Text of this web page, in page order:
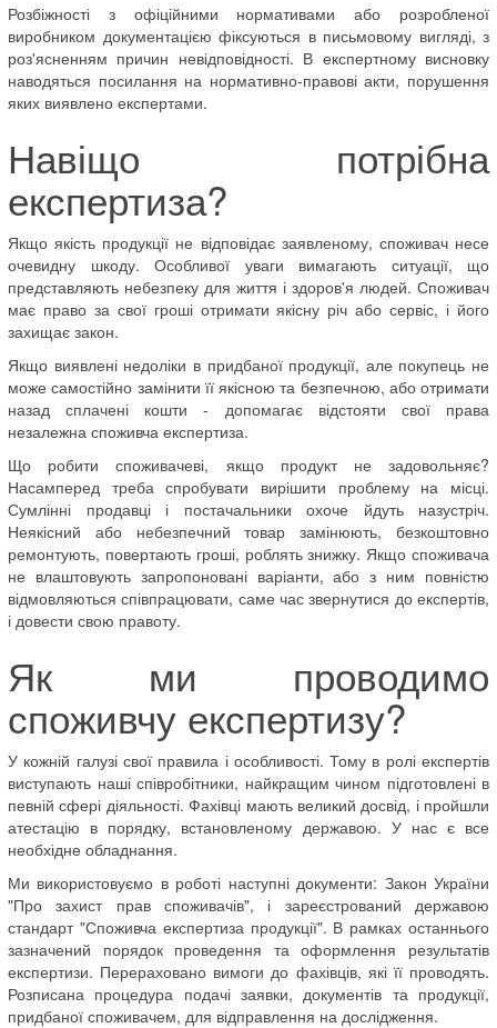
Розбіжності з офіційними нормативами або розробленої
виробником документацією фіксуються в письмовому вигляді, з
роз'ясненням причин невідповідності. В експертному висновку
наводяться посилання на нормативно-правові акти, порушення
яких виявлено експертами.
Навіщо потрібна
експертиза?
Якщо якість продукції не відповідає заявленому, споживач несе
очевидну шкоду. Особливої ​​уваги вимагають ситуації, що
представляють небезпеку для життя і здоров'я людей. Споживач
має право за свої гроші отримати якісну річ або сервіс, і його
захищає закон.
Якщо виявлені недоліки в придбаної продукції, але покупець не
може самостійно замінити її якісною та безпечною, або отримати
назад сплачені кошти - допомагає відстояти свої права
незалежна споживча експертиза.
Що робити споживачеві, якщо продукт не задовольняє?
Насамперед треба спробувати вирішити проблему на місці.
Сумлінні продавці і постачальники охоче йдуть назустріч.
Неякісний або небезпечний товар замінюють, безкоштовно
ремонтують, повертають гроші, роблять знижку. Якщо споживача
не влаштовують запропоновані варіанти, або з ним повністю
відмовляються співпрацювати, саме час звернутися до експертів,
і довести свою правоту.
Як ми проводимо
споживчу експертизу?
У кожній галузі свої правила і особливості. Тому в ролі експертів
виступають наші співробітники, найкращим чином підготовлені в
певній сфері діяльності. Фахівці мають великий досвід, і пройшли
атестацію в порядку, встановленому державою. У нас є все
необхідне обладнання.
Ми використовуємо в роботі наступні документи: Закон України
"Про захист прав споживачів", і зареєстрований державою
стандарт "Споживча експертиза продукції". В рамках останнього
зазначений порядок проведення та оформлення результатів
експертизи. Перераховано вимоги до фахівців, які її проводять.
Розписана процедура подачі заявки, документів та продукції,
придбаної споживачем, для відправлення на дослідження.